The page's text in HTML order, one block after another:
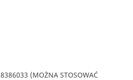
8386033 (MOŻNA STOSOWAĆ